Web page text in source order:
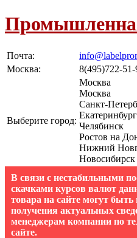
Почта:
Москва: 8(495)722-51-
Выберите город:
Москва
Москва
Санкт-
Екатеринбург
Челябинск
Ростов на
Нижний
Новосибирск
В связи с нестабильными
скачками курсов валют
товара на сайте могут
получения актуальных
менеджерам компании по
сайте.